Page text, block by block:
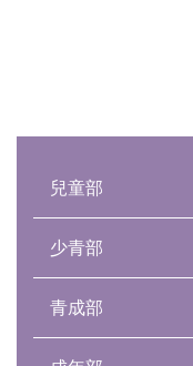
navigation
兒童部
少青部
青成部